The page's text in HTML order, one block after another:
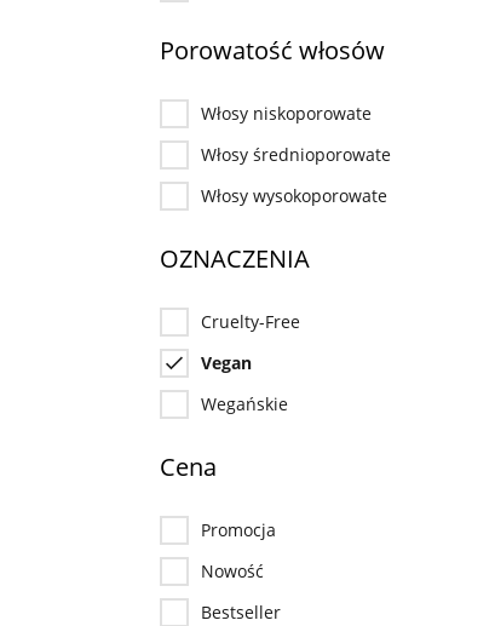
Porowatość włosów
Włosy niskoporowate
Włosy średnioporowate
Włosy wysokoporowate
OZNACZENIA
Cruelty-Free
Vegan
Wegańskie
Cena
Promocja
Nowość
Bestseller